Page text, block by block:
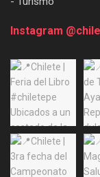
Instagram